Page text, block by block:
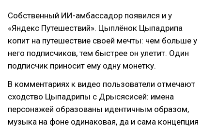
Собственный ИИ-амбассадор появился и у
«Яндекс Путешествий». Цыплёнок Цыпадрипа
копит на путешествие своей мечты: чем больше у
него подписчиков, тем быстрее он улетит. Один
подписчик приносит ему одну монетку.
В комментариях к видео пользователи отмечают
сходство Цыпадрипы с Дрысясисей: имена
персонажей образованы идентичным образом,
музыка на фоне одинаковая, да и сама концепция